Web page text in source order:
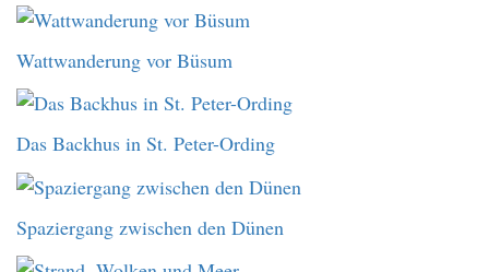
Wattwanderung vor Büsum
Das Backhus in St. Peter-Ording
Spaziergang zwischen den Dünen